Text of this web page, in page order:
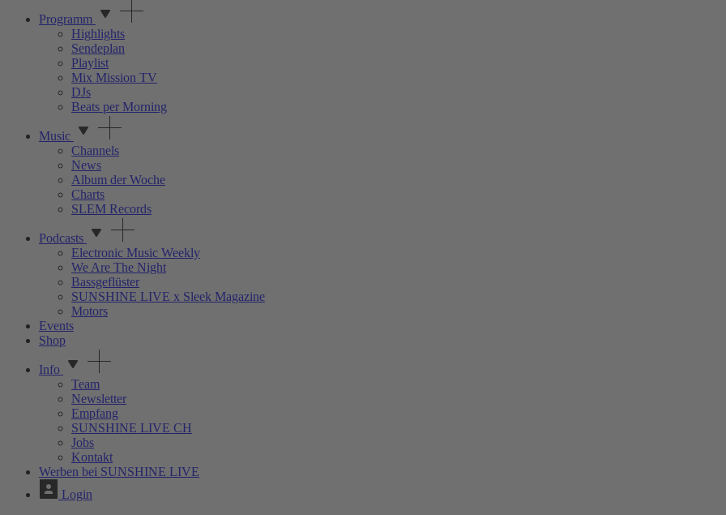
Programm
Highlights
Sendeplan
Playlist
Mix Mission TV
DJs
Beats per Morning
Music
Channels
News
Album der Woche
Charts
SLEM Records
Podcasts
Electronic Music Weekly
We Are The Night
Bassgeflüster
SUNSHINE LIVE x Sleek Magazine
Motors
Events
Shop
Info
Team
Newsletter
Empfang
SUNSHINE LIVE CH
Jobs
Kontakt
Werben bei SUNSHINE LIVE
Login